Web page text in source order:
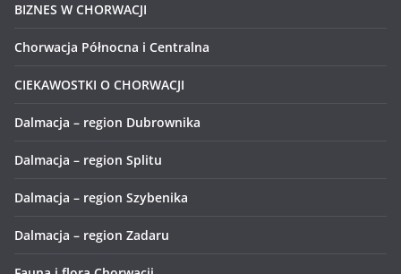
BIZNES W CHORWACJI
Chorwacja Północna i Centralna
CIEKAWOSTKI O CHORWACJI
Dalmacja – region Dubrownika
Dalmacja – region Splitu
Dalmacja – region Szybenika
Dalmacja – region Zadaru